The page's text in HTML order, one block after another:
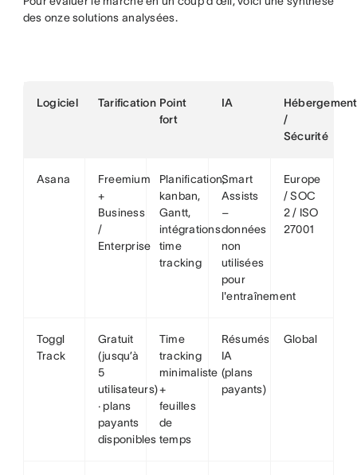
des onze solutions analysées.
Logiciel Tarification Point
fort
IA
Hébergement
/
Sécurité
Asana
Freemium
+
Business
/
Enterprise
Planification,
kanban,
Gantt,
intégrations
time
tracking
Smart
Assists
–
données
non
utilisées
pour
l'entraînement
Europe
/ SOC
2 / ISO
27001
Toggl
Track
Gratuit
(jusqu’à
5
utilisateurs)
· plans
payants
disponibles
Time
tracking
minimaliste
+
feuilles
de
temps
Résumés
IA
(plans
payants)
Global